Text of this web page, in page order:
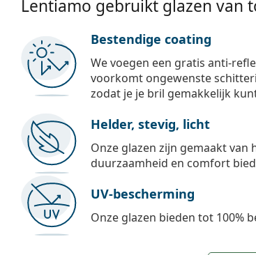
Lentiamo gebruikt glazen van
Bestendige coating
We voegen een gratis anti-
voorkomt ongewenste
zodat je je bril gemakkelijk
Helder, stevig, licht
Onze glazen zijn gemaakt
duurzaamheid en comfort
UV-bescherming
Onze glazen bieden tot 100%